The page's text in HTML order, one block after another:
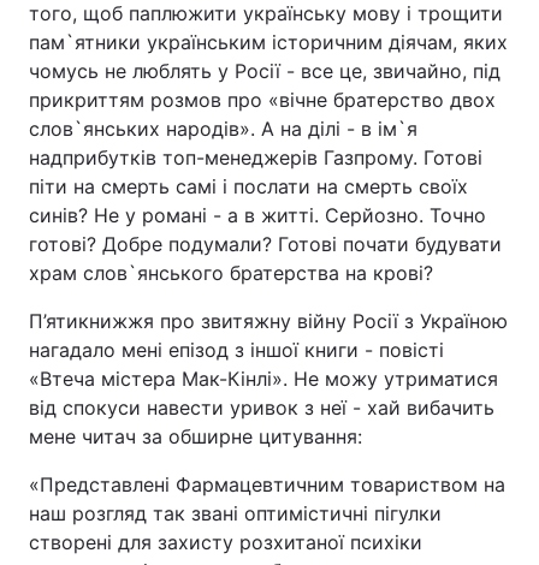
того, щоб паплюжити українську мову і трощити
пам`ятники українським історичним діячам, яких
чомусь не люблять у Росії - все це, звичайно, під
прикриттям розмов про «вічне братерство двох
слов`янських народів». А на ділі - в ім`я
надприбутків топ-менеджерів Газпрому. Готові
піти на смерть самі і послати на смерть своїх
синів? Не у романі - а в житті. Серйозно. Точно
готові? Добре подумали? Готові почати будувати
храм слов`янського братерства на крові?
П’ятикнижжя про звитяжну війну Росії з Україною
нагадало мені епізод з іншої книги - повісті
«Втеча містера Мак-Кінлі». Не можу утриматися
від спокуси навести уривок з неї - хай вибачить
мене читач за обширне цитування:
«Представлені Фармацевтичним товариством на
наш розгляд так звані оптимістичні пігулки
створені для захисту розхитаної психіки